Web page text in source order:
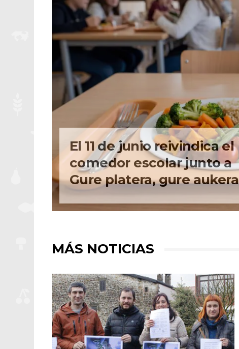
El 11 de junio reivindica el
comedor escolar junto a
Gure platera, gure aukera
MÁS NOTICIAS